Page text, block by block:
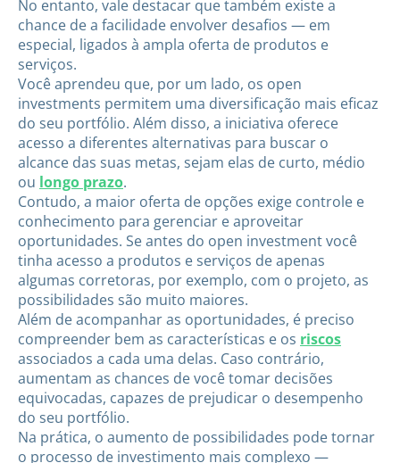
No entanto, vale destacar que também existe a
chance de a facilidade envolver desafios — em
especial, ligados à ampla oferta de produtos e
serviços.
Você aprendeu que, por um lado, os open
investments permitem uma diversificação mais eficaz
do seu portfólio. Além disso, a iniciativa oferece
acesso a diferentes alternativas para buscar o
alcance das suas metas, sejam elas de curto, médio
ou longo prazo.
Contudo, a maior oferta de opções exige controle e
conhecimento para gerenciar e aproveitar
oportunidades. Se antes do open investment você
tinha acesso a produtos e serviços de apenas
algumas corretoras, por exemplo, com o projeto, as
possibilidades são muito maiores.
Além de acompanhar as oportunidades, é preciso
compreender bem as características e os riscos
associados a cada uma delas. Caso contrário,
aumentam as chances de você tomar decisões
equivocadas, capazes de prejudicar o desempenho
do seu portfólio.
Na prática, o aumento de possibilidades pode tornar
o processo de investimento mais complexo —